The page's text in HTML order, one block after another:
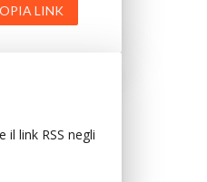
LINK
il link RSS negli